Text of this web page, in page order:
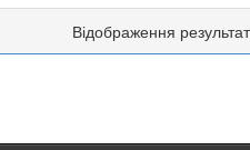
Відображення